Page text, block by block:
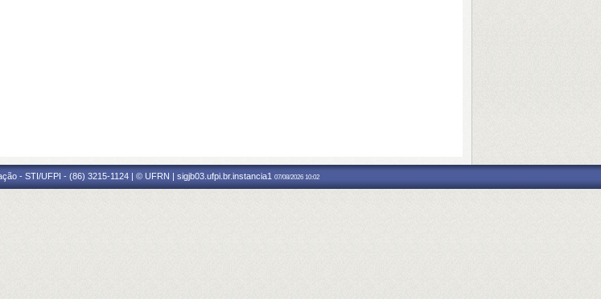
- STI/UFPI - (86) 3215-1124 | © UFRN | sigjb03.ufpi.br.instancia1 07/08/2026 10:02